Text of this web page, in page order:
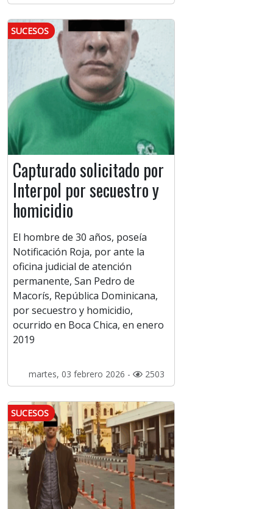
SUCESOS
Capturado solicitado por
Interpol por secuestro y
homicidio
El hombre de 30 años, poseía
Notificación Roja, por ante la
oficina judicial de atención
permanente, San Pedro de
Macorís, República Dominicana,
por secuestro y homicidio,
ocurrido en Boca Chica, en enero
2019
martes, 03 febrero 2026 - 2503
SUCESOS